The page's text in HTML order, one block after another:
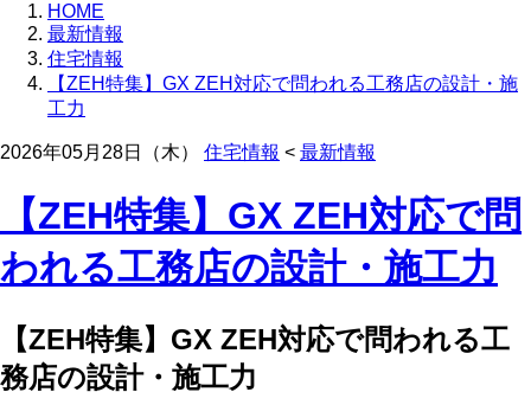
HOME
最新情報
住宅情報
【ZEH特集】GX ZEH対応で問われる工務店の設計・施
工力
2026年05月28日（木） 住宅情報 < 最新情報
【ZEH特集】GX ZEH対応で問
われる工務店の設計・施工力
【ZEH特集】GX ZEH対応で問われる工
務店の設計・施工力